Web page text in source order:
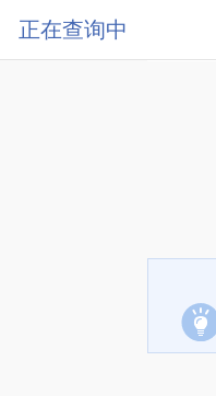
正在查询中